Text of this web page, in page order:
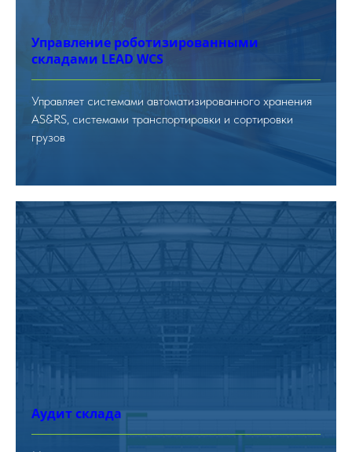
Управление роботизированными
складами LEAD WCS
Управляет системами автоматизированного хранения
AS&RS, системами транспортировки и сортировки
грузов
Аудит склада